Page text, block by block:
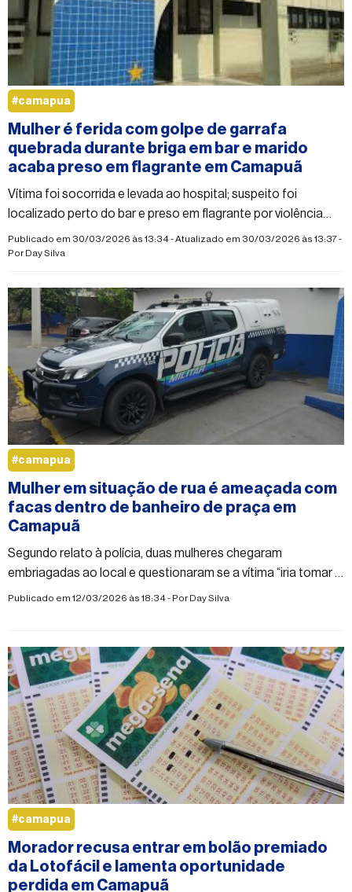
Mulher é ferida com golpe de garrafa
quebrada durante briga em bar e marido
acaba preso em flagrante em Camapuã
Vítima foi socorrida e levada ao hospital; suspeito foi
localizado perto do bar e preso em flagrante por violência
doméstica
Publicado em 30/03/2026 às 13:34 - Atualizado em 30/03/2026 às 13:37 -
PorDay Silva
#camapua
Mulher em situação de rua é ameaçada com
facas dentro de banheiro de praça em
Camapuã
Segundo relato à polícia, duas mulheres chegaram
embriagadas ao local e questionaram se a vítima “iria tomar o
lugar delas de novo”
Publicado em 12/03/2026 às 18:34 - PorDay Silva
#camapua
Morador recusa entrar em bolão premiado
da Lotofácil e lamenta oportunidade
perdida em Camapuã
#camapua